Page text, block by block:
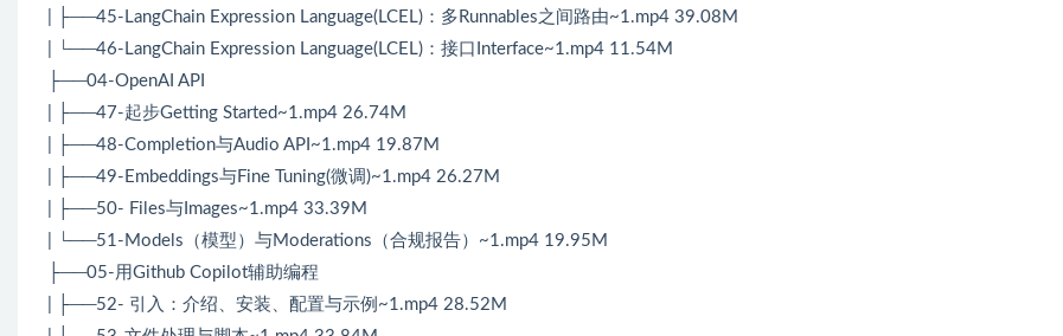
| ├──45-LangChain Expression Language(LCEL)：多Runnables之间路由~1.mp4 39.08M
| └──46-LangChain Expression Language(LCEL)：接口Interface~1.mp4 11.54M
├──04-OpenAI API
| ├──47-起步Getting Started~1.mp4 26.74M
| ├──48-Completion与Audio API~1.mp4 19.87M
| ├──49-Embeddings与Fine Tuning(微调)~1.mp4 26.27M
| ├──50- Files与Images~1.mp4 33.39M
| └──51-Models（模型）与Moderations（合规报告）~1.mp4 19.95M
├──05-用Github Copilot辅助编程
| ├──52- 引入：介绍、安装、配置与示例~1.mp4 28.52M